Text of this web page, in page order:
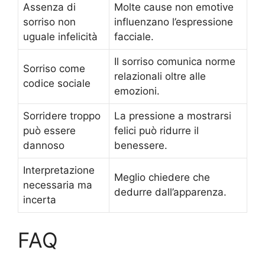
Assenza di
sorriso non
uguale infelicità
Molte cause non emotive
influenzano l’espressione
facciale.
Sorriso come
codice sociale
Il sorriso comunica norme
relazionali oltre alle
emozioni.
Sorridere troppo
può essere
dannoso
La pressione a mostrarsi
felici può ridurre il
benessere.
Interpretazione
necessaria ma
incerta
Meglio chiedere che
dedurre dall’apparenza.
FAQ